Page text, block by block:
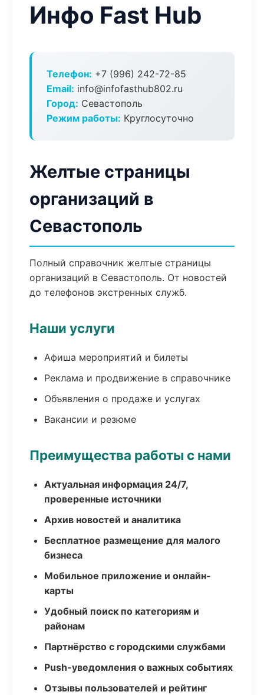
Инфо Fast Hub
Телефон: +7 (996) 242-72-85
Email: info@infofasthub802.ru
Город: Севастополь
Режим работы: Круглосуточно
Желтые страницы
организаций в
Севастополь
Полный справочник желтые страницы
организаций в Севастополь. От новостей
до телефонов экстренных служб.
Наши услуги
Афиша мероприятий и билеты
Реклама и продвижение в справочнике
Объявления о продаже и услугах
Вакансии и резюме
Преимущества работы с нами
Актуальная информация 24/7,
проверенные источники
Архив новостей и аналитика
Бесплатное размещение для малого
бизнеса
Мобильное приложение и онлайн-
карты
Удобный поиск по категориям и
районам
Партнёрство с городскими службами
Push-уведомления о важных событиях
Отзывы пользователей и рейтинг